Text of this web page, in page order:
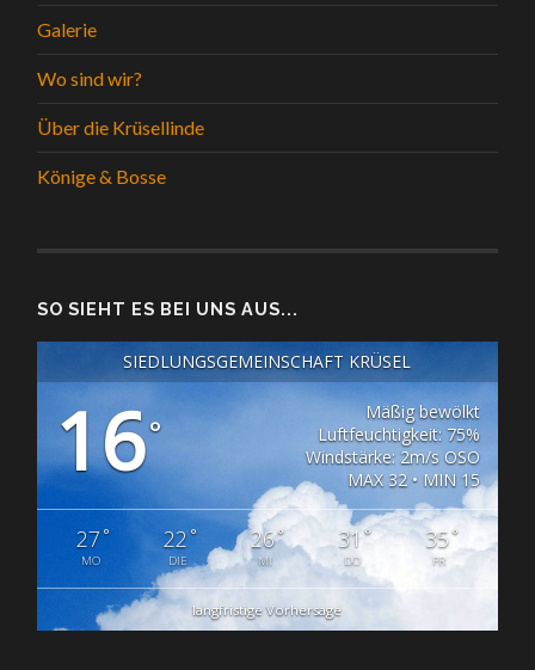
Galerie
Wo sind wir?
Über die Krüsellinde
Könige & Bosse
SO SIEHT ES BEI UNS AUS...
SIEDLUNGSGEMEINSCHAFT KRÜSEL
16°
Mäßig bewölkt
Luftfeuchtigkeit: 75%
Windstärke: 2m/s OSO
MAX 32 • MIN 15
27°
MO
22 °
DIE
26°
MI
31°
DO
35°
FR
langfristige Vorhersage